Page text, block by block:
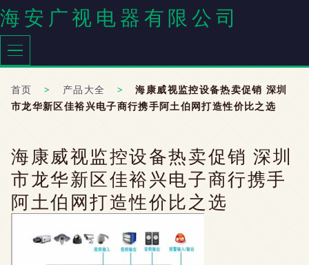
海安广视电器有限公司
首页 > 产品大全 >
海康威视监控设备热卖促销 深圳
市龙华新区佳裕兴电子商行携手阿土伯网打造性价比之选
海康威视监控设备热卖促销 深圳
市龙华新区佳裕兴电子商行携手
阿土伯网打造性价比之选